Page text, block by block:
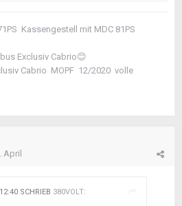
Kassengestell mit MDC 81PS
Exclusiv Cabrio😊
Cabrio MOPF 12/2020 volle
April
SCHRIEB 380VOLT: